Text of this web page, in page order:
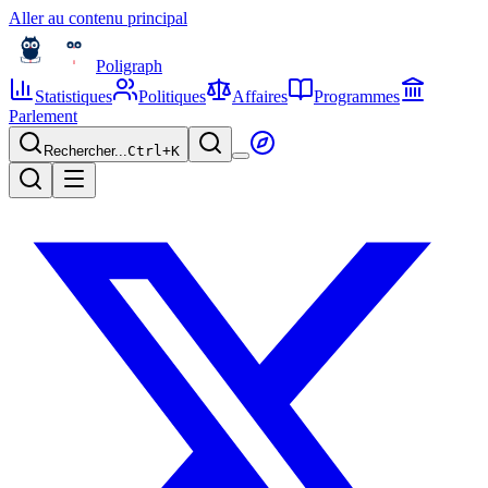
Aller au contenu principal
Poligraph
Statistiques
Politiques Affaires
Programmes
Parlement
Rechercher...Ctrl+K